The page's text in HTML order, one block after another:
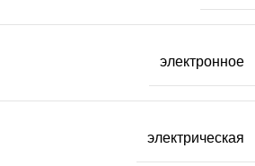
электронное
электрическая